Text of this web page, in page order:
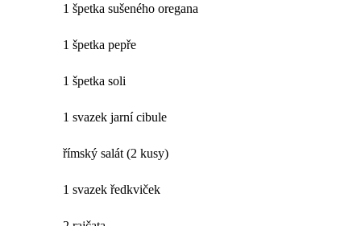
1 špetka sušeného oregana
1 špetka pepře
1 špetka soli
1 svazek jarní cibule
římský salát (2 kusy)
1 svazek ředkviček